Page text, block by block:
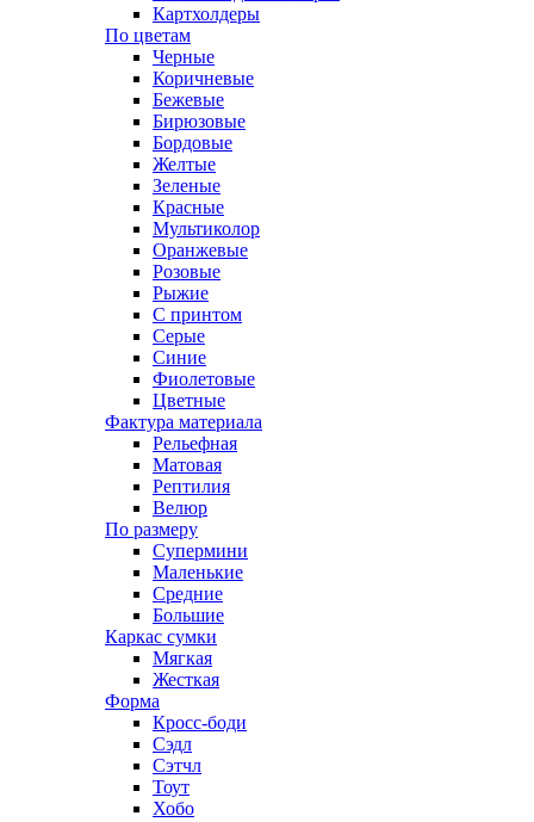
Картхолдеры
По цветам
Черные
Коричневые
Бежевые
Бирюзовые
Бордовые
Желтые
Зеленые
Красные
Мультиколор
Оранжевые
Розовые
Рыжие
С принтом
Серые
Синие
Фиолетовые
Цветные
Фактура материала
Рельефная
Матовая
Рептилия
Велюр
По размеру
Супермини
Маленькие
Средние
Большие
Каркас сумки
Мягкая
Жесткая
Форма
Кросс-боди
Сэдл
Сэтчл
Тоут
Хобо